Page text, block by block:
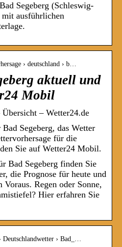
Segeberg (Schleswig-
ausführlichen
› deutschland › b…
aktuell und
Mobil
– Wetter24.de
Segeberg, das Wetter
für die
Sie auf Wetter24 Mobil.
Bad Segeberg finden Sie
die Prognose für heute und
Regen oder Sonne,
Hier erfahren Sie
Deutschlandwetter › Bad_…